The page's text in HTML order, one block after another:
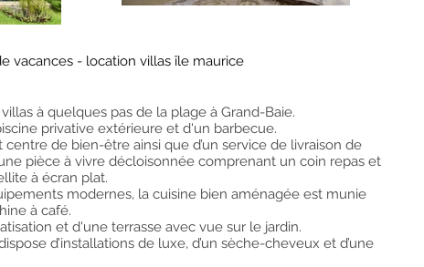
vacances - location villas île maurice
à quelques pas de la plage à Grand-Baie.
privative extérieure et d'un barbecue.
centre de bien-être ainsi que d’un service de livraison de
pièce à vivre décloisonnée comprenant un coin repas et
à écran plat.
modernes, la cuisine bien aménagée est munie
à café.
et d'une terrasse avec vue sur le jardin.
d’installations de luxe, d’un sèche-cheveux et d’une